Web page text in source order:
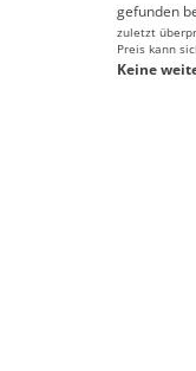
gefunden
zuletzt
Preis kann
Keine